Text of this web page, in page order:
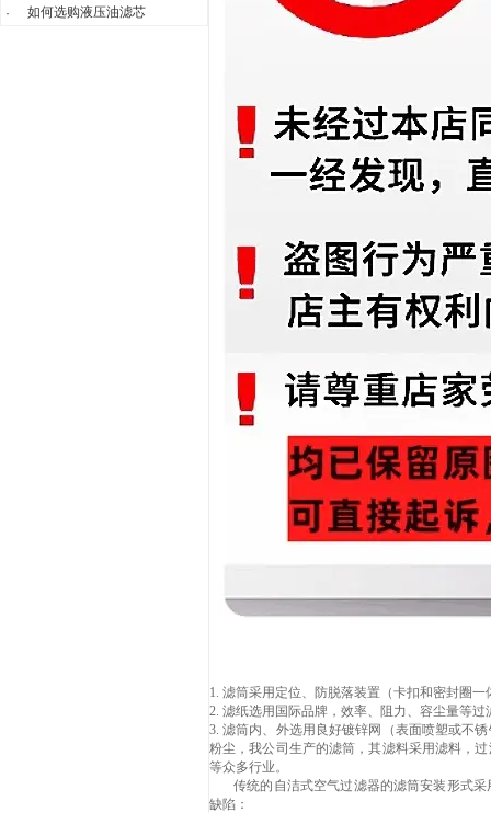
·
如何选购液压油滤芯
1. 滤筒采用定位、防脱落装置（卡扣和密封圈
2. 滤纸选用国际品牌，效率、阻力、容尘量等过
3. 滤筒内、外选用良好镀锌网（表面喷塑或不
粉尘，我公司生产的滤筒，其滤料采用滤料，
等众多行业。
传统的自洁式空气过滤器的滤筒安装形式采
缺陷：